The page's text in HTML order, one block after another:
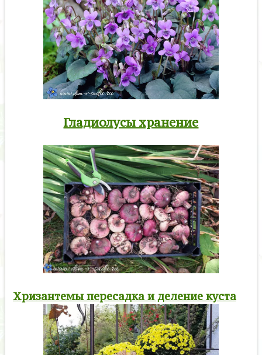
Гладиолусы хранение
Хризантемы пересадка и деление куста